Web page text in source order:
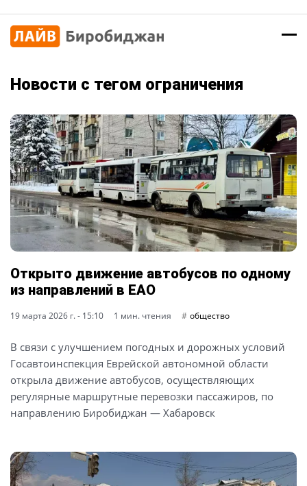
Новости с тегом ограничения
Открыто движение автобусов по одному
из направлений в ЕАО
19 марта 2026 г. - 15:10 1 мин. чтения общество
В связи с улучшением погодных и дорожных условий
Госавтоинспекция Еврейской автономной области
открыла движение автобусов, осуществляющих
регулярные маршрутные перевозки пассажиров, по
направлению Биробиджан — Хабаровск